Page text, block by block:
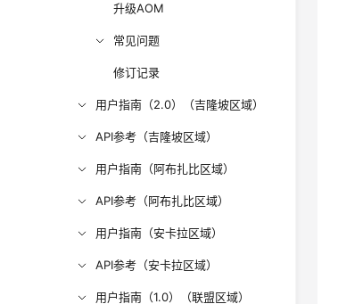
升级AOM
常见问题
修订记录
用户指南（2.0）（吉隆坡区域）
API参考（吉隆坡区域）
用户指南（阿布扎比区域）
API参考（阿布扎比区域）
用户指南（安卡拉区域）
API参考（安卡拉区域）
用户指南（1.0）（联盟区域）